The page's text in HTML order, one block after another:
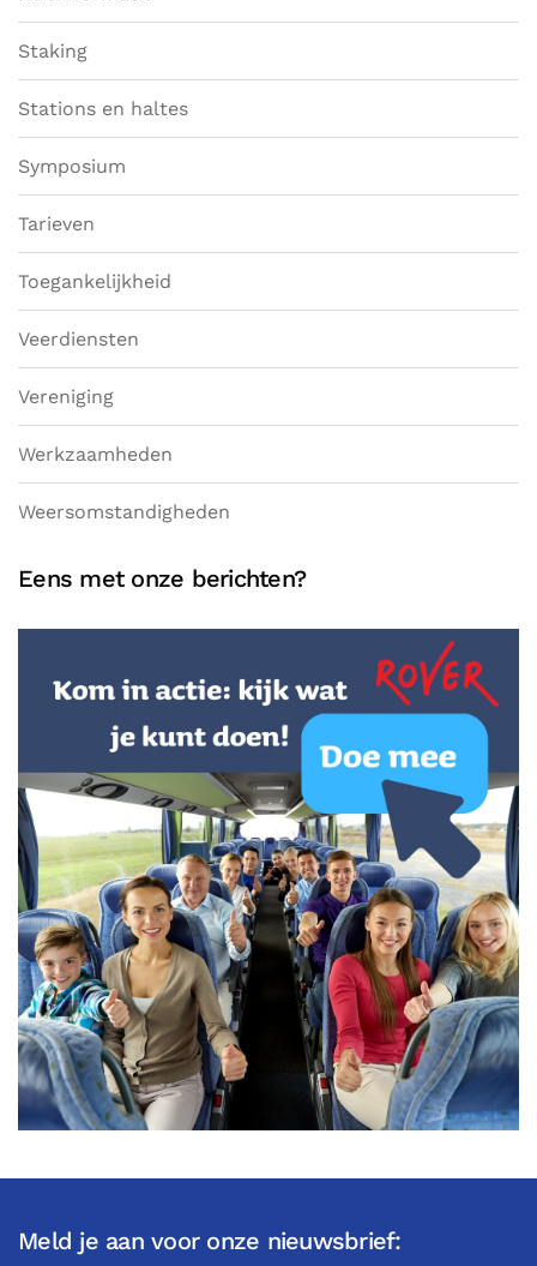
Staking
Stations en haltes
Symposium
Tarieven
Toegankelijkheid
Veerdiensten
Vereniging
Werkzaamheden
Weersomstandigheden
Eens met onze berichten?
Meld je aan voor onze nieuwsbrief: